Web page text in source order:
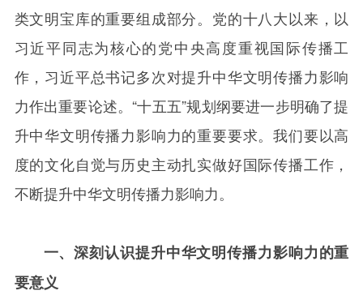
类文明宝库的重要组成部分。党的十八大以来，以
习近平同志为核心的党中央高度重视国际传播工
作，习近平总书记多次对提升中华文明传播力影响
力作出重要论述。“十五五”规划纲要进一步明确了提
升中华文明传播力影响力的重要要求。我们要以高
度的文化自觉与历史主动扎实做好国际传播工作，
不断提升中华文明传播力影响力。
一、深刻认识提升中华文明传播力影响力的重
要意义